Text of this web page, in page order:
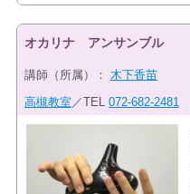
オカリナ アンサンブル
講師（所属）： 木下香苗
高槻教室 ／TEL 072-682-2481